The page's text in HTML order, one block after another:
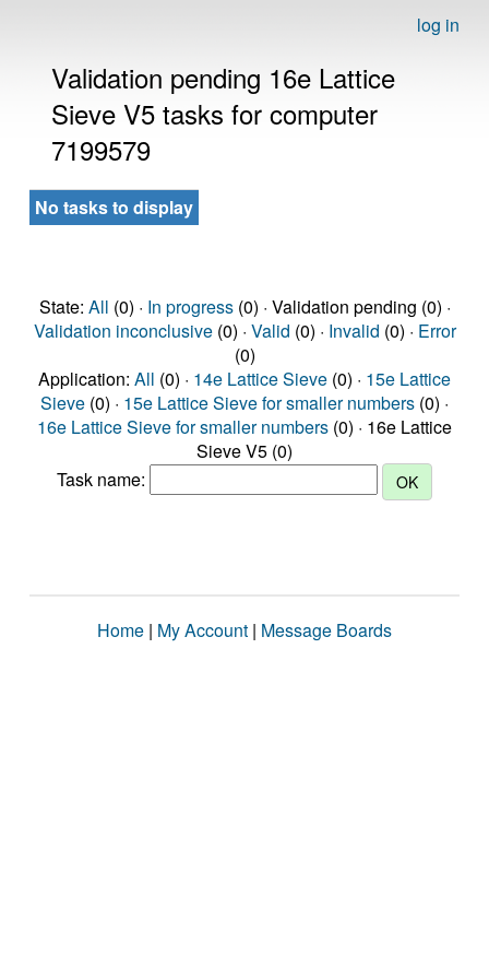
log in
Validation pending 16e Lattice
Sieve V5 tasks for computer
7199579
No tasks to display
State: All (0) · In progress(0) · Validation pending (0) ·
Validation inconclusive(0) · Valid (0) · Invalid (0) · Error
(0)
Application: All (0) · 14e Lattice Sieve (0) · 15e Lattice
Sieve (0) · 15e Lattice Sieve for smaller numbers (0) ·
16e Lattice Sieve for smaller numbers (0) · 16e Lattice
Sieve V5 (0)
Task name:
Home | My Account | Message Boards